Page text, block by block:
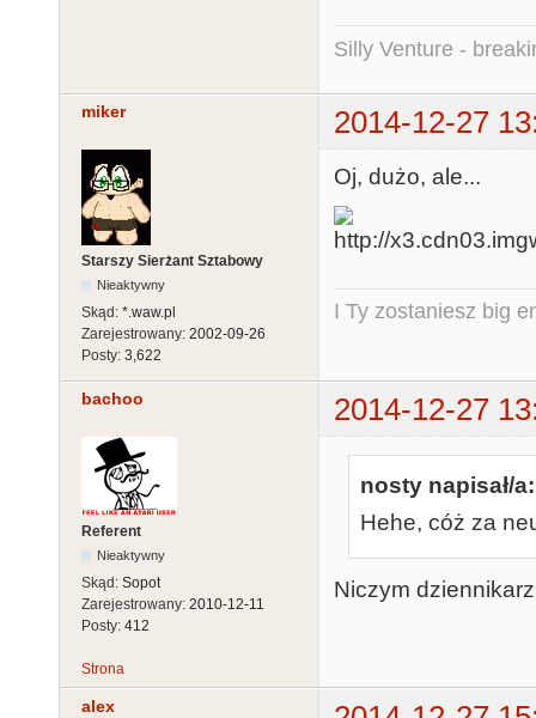
Silly Venture -
miker 2014-12-27
Starszy Sierżant Sztabowy
Nieaktywny
Skąd: *.waw.pl
Zarejestrowany: 2002-09-26
Posty: 3,622
Oj, dużo, ale...
I Ty zostaniesz big
bachoo 2014-12-27
Referent
Nieaktywny
Skąd: Sopot
Zarejestrowany: 2010-12-11
Posty: 412
nosty napisał/a:
Hehe, cóż za
Niczym
Strona
alex